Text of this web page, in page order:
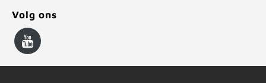
Volg ons